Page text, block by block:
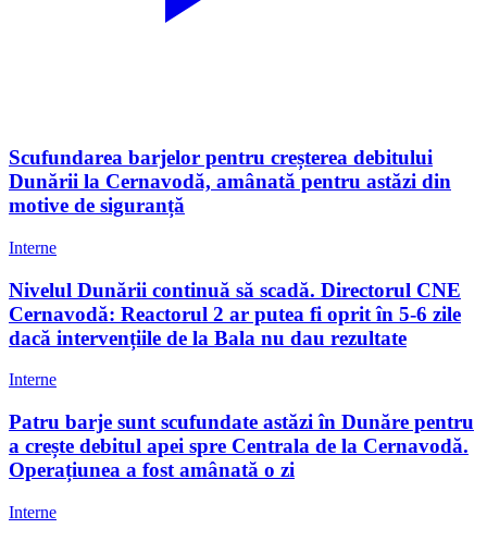
Scufundarea barjelor pentru creșterea debitului
Dunării la Cernavodă, amânată pentru astăzi din
motive de siguranță
Interne
Nivelul Dunării continuă să scadă. Directorul CNE
Cernavodă: Reactorul 2 ar putea fi oprit în 5-6 zile
dacă intervențiile de la Bala nu dau rezultate
Interne
Patru barje sunt scufundate astăzi în Dunăre pentru
a crește debitul apei spre Centrala de la Cernavodă.
Operațiunea a fost amânată o zi
Interne